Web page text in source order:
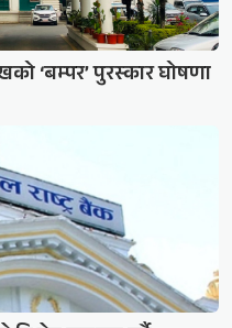
‘बम्पर’ पुरस्कार घोषणा